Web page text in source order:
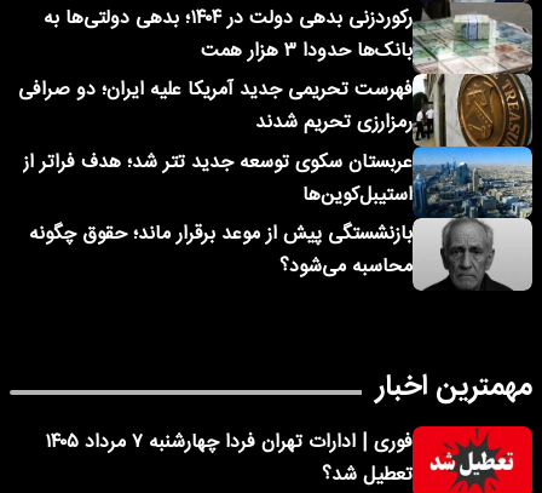
رکوردزنی بدهی دولت در ۱۴۰۴؛ بدهی دولتی‌ها به
بانک‌ها حدودا ۳ هزار همت
فهرست تحریمی جدید آمریکا علیه ایران؛ دو صرافی
رمزارزی تحریم شدند
عربستان سکوی توسعه جدید تتر شد؛ هدف فراتر از
استیبل‌کوین‌ها
بازنشستگی پیش از موعد برقرار ماند؛ حقوق چگونه
محاسبه می‌شود؟
مهمترین اخبار
فوری | ادارات تهران فردا چهارشنبه ۷ مرداد ۱۴۰۵
تعطیل شد؟